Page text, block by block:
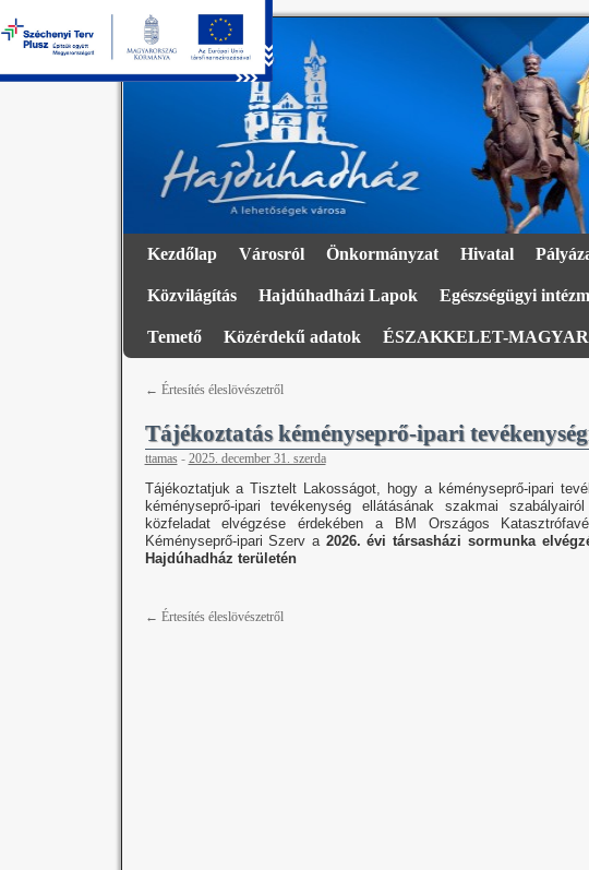
Kezdőlap Városról Önkormányzat Hivatal
Közvilágítás Hajdúhadházi Lapok Egészségügyi
Temető Közérdekű adatok ÉSZAKKELET-
← Értesítés éleslövészetről
Tájékoztatás kéményseprő-ipari
ttamas- 2025. december 31. szerda
Tájékoztatjuk a Tisztelt Lakosságot, hogy a kéményseprő-ipari
kéményseprő-ipari tevékenység ellátásának szakmai
közfeladat elvégzése érdekében a BM Országos
Kéményseprő-ipari Szerv a 2026. évi társasházi sormunka
Hajdúhadház területén
← Értesítés éleslövészetről